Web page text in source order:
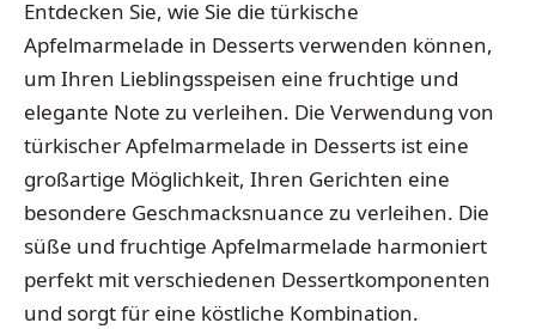
Entdecken Sie, wie Sie die türkische
Apfelmarmelade in Desserts verwenden können,
um Ihren Lieblingsspeisen eine fruchtige und
elegante Note zu verleihen. Die Verwendung von
türkischer Apfelmarmelade in Desserts ist eine
großartige Möglichkeit, Ihren Gerichten eine
besondere Geschmacksnuance zu verleihen. Die
süße und fruchtige Apfelmarmelade harmoniert
perfekt mit verschiedenen Dessertkomponenten
und sorgt für eine köstliche Kombination.